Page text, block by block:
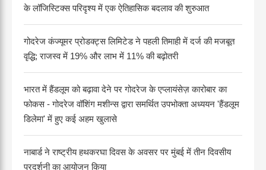
के लॉजिस्टिक्स परिदृश्य में एक ऐतिहासिक बदलाव की शुरुआत
गोदरेज कंज्यूमर प्रोडक्ट्स लिमिटेड ने पहली तिमाही में दर्ज की मजबूत
वृद्धि; राजस्व में 19% और लाभ में 11% की बढ़ोतरी
भारत में हैंडलूम को बढ़ावा देने पर गोदरेज के एप्लायंसेज़ कारोबार का
फोकस - गोदरेज वॉशिंग मशीन्स द्वारा समर्थित उपभोक्ता अध्ययन 'हैंडलूम
डिलेमा' में हुए कई अहम खुलासे
नाबार्ड ने राष्ट्रीय हथकरघा दिवस के अवसर पर मुंबई में तीन दिवसीय
प्रदर्शनी का आयोजन किया